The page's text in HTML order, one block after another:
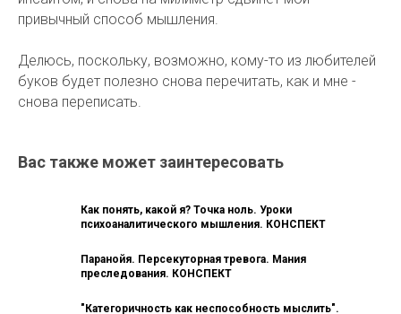
привычный способ мышления.
Делюсь, поскольку, возможно, кому-то из любителей
буков будет полезно снова перечитать, как и мне -
снова переписать.
Вас также может заинтересовать
Как понять, какой я? Точка ноль. Уроки
психоаналитического мышления. КОНСПЕКТ
Паранойя. Персекуторная тревога. Мания
преследования. КОНСПЕКТ
"Категоричность как неспособность мыслить".